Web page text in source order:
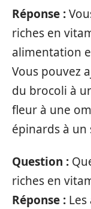
Réponse :
riches en
alimentation
Vous pouvez
du brocoli à
fleur à une
épinards à un
Question :
riches en
Réponse :